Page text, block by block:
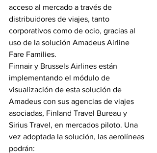
acceso al mercado a través de
distribuidores de viajes, tanto
corporativos como de ocio, gracias al
uso de la solución Amadeus Airline
Fare Families.
Finnair y Brussels Airlines están
implementando el módulo de
visualización de esta solución de
Amadeus con sus agencias de viajes
asociadas, Finland Travel Bureau y
Sirius Travel, en mercados piloto. Una
vez adoptada la solución, las aerolíneas
podrán: